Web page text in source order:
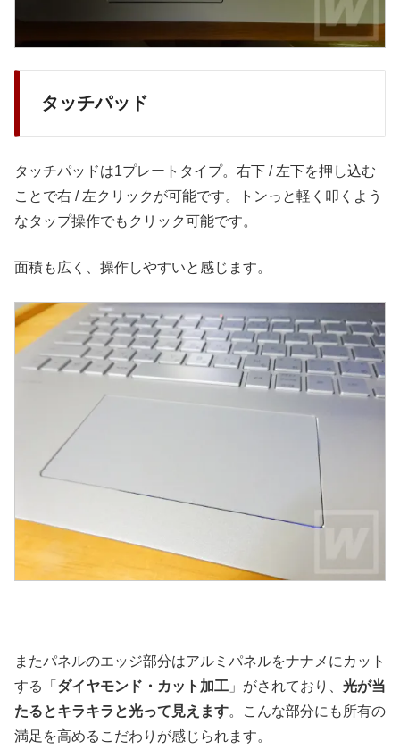
タッチパッド
タッチパッドは1プレートタイプ。右下 / 左下を押し込む
ことで右 / 左クリックが可能です。トンっと軽く叩くよう
なタップ操作でもクリック可能です。
面積も広く、操作しやすいと感じます。
またパネルのエッジ部分はアルミパネルをナナメにカット
する「 ダイヤモンド・カット加工 」がされており、 光が当
たるとキラキラと光って見えます。こんな部分にも所有の
満足を高めるこだわりが感じられます。